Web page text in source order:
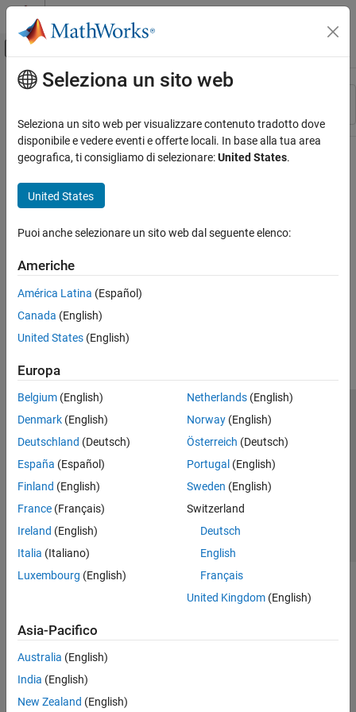
Vai al contenuto
Attiva/disattiva menu di navigazione
Risorsa
Stato
Contenuto principale
Seleziona un sito web
Seleziona un sito web per visualizzare contenuto tradotto dove
disponibile e vedere eventi e offerte locali. In base alla tua area
geografica, ti consigliamo di selezionare:United States.
United States
Puoi anche selezionare un sito web dal seguente elenco:
Americhe
América Latina (Español)
Canada (English)
United States (English)
Europa
Belgium (English)
Denmark (English)
Deutschland (Deutsch)
España (Español)
Finland (English)
France (Français)
Ireland (English)
Italia (Italiano)
Luxembourg (English)
Netherlands(English)
Norway(English)
Österreich (Deutsch)
Portugal (English)
Sweden (English)
Switzerland
Deutsch
English
Français
United Kingdom(English)
Asia-Pacifico
Australia (English)
India (English)
New Zealand (English)
Centro di fiducia
Informativa sulla privacy
Antipirateria
Stato dell'applicazione
Contatti
© 1994-2026 The MathWorks, Inc.